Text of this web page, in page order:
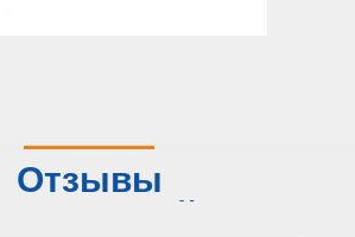
Отзывы
слушателей